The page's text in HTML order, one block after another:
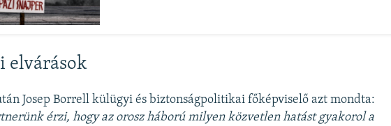
elvárások
Josep Borrell külügyi és biztonságpolitikai főképviselő azt mondta:
nk érzi, hogy az orosz háború milyen közvetlen hatást gyakorol a